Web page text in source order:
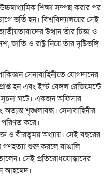
শিক্ষা সম্পন্ন করার পর
ভর্তি হন। বিশ্ববিদ্যালয়ের সেই
উত্থান তাঁর চিন্তা ও
জাতি ও রাষ্ট্র নিয়ে তাঁর দৃষ্টিভঙ্গি
সেনাবাহিনীতে যোগদানের
হন এবং ইস্ট বেঙ্গল রেজিমেন্টে
সূচনা ঘটে। একজন অফিসার
শৃঙ্খলাবদ্ধ। সেনাবাহিনীর
পরিণত করে।
ও বীরত্বময় অধ্যায়। সেই বছরের
গণহত্যা শুরু করলে বাঙালি
সেই প্রতিরোধযোদ্ধাদের
আহমেদ।